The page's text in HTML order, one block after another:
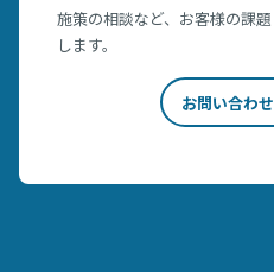
施策の相談など、お客様の課
します。
お問い合わ